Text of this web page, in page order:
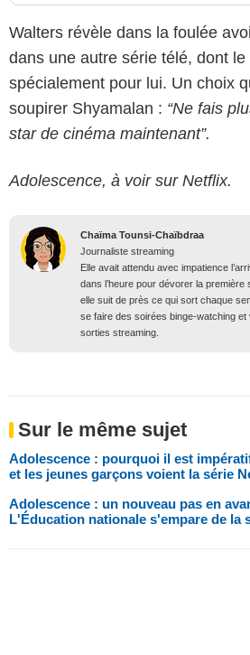
Walters révèle dans la foulée
dans une autre série télé, dont
spécialement pour lui. Un choix
soupirer Shyamalan : “Ne fais
star de cinéma maintenant”.
Adolescence, à voir sur Netflix.
Chaïma Tounsi-Chaïbdraa
Journaliste streaming
Elle avait attendu avec impatience
dans l’heure pour dévorer la première
elle suit de près ce qui sort chaque
se faire des soirées binge-watching et
sorties streaming.
Sur le même sujet
Adolescence : pourquoi il est
et les jeunes garçons voient la série
Adolescence : un nouveau pas en
L'Éducation nationale s'empare de la